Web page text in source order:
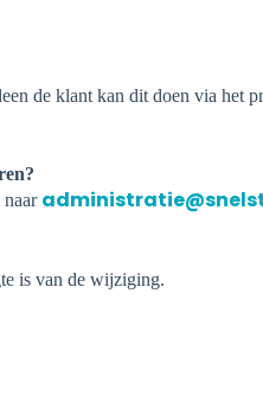
de klant kan dit doen via het
naar
is van de wijziging.